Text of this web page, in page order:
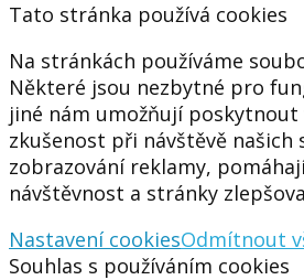
Tato stránka používá cookies
Na stránkách používáme
Některé jsou nezbytné pro
jiné nám umožňují poskytnout
zkušenost při návštěvě našich
zobrazování reklamy,
návštěvnost a stránky
Nastavení cookiesOdmítnout
Souhlas s používáním cookies